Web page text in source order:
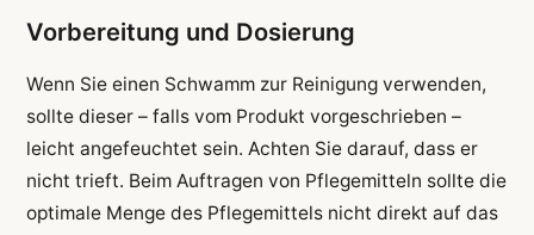
Vorbereitung und Dosierung
Wenn Sie einen Schwamm zur Reinigung verwenden,
sollte dieser – falls vom Produkt vorgeschrieben –
leicht angefeuchtet sein. Achten Sie darauf, dass er
nicht trieft. Beim Auftragen von Pflegemitteln sollte die
optimale Menge des Pflegemittels nicht direkt auf das